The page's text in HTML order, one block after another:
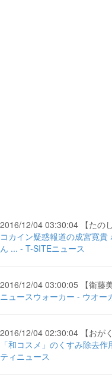
2016/12/04 03:30:04 【たの
コカイン疑惑報道の成宮寛
ん ... - T-SITEニュース
2016/12/04 03:00:05 【衛藤美
ニュースウォーカー - ウオー
2016/12/04 02:30:04 【おが
「和コスメ」のくすみ除去
ティニュース